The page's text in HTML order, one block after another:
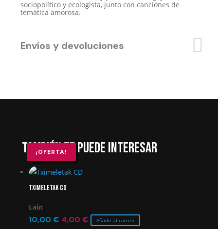
sociopolítico y ecologista, junto con canciones de
temática amorosa.
Envíos y devoluciones
También te puede interesar
¡OFERTA!
Tximeletak CD
Lain
10,00€ El
4,00 €El
Añadir al carrito
¡OFERTA!